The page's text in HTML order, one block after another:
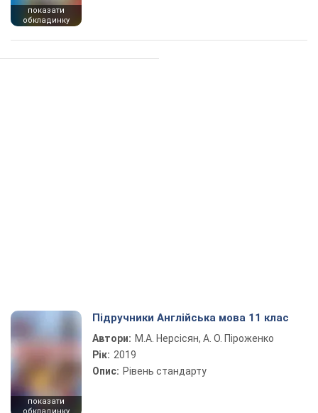
показати
обкладинку
показати
Підручники Англійська мова 11 клас
Автори: М.А. Нерсісян, А. О. Піроженко
Рік: 2019
Опис: Рівень стандарту